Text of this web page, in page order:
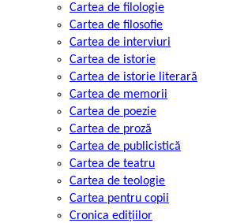
Cartea de filologie
Cartea de filosofie
Cartea de interviuri
Cartea de istorie
Cartea de istorie literară
Cartea de memorii
Cartea de poezie
Cartea de proză
Cartea de publicistică
Cartea de teatru
Cartea de teologie
Cartea pentru copii
Cronica edițiilor